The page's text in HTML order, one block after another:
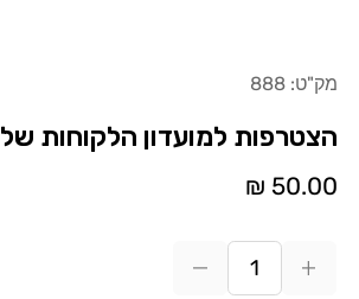
מק"ט:888
הצטרפות למועדון הלקוחות של 4Chef
מחיר
50.00 ₪
הגדל